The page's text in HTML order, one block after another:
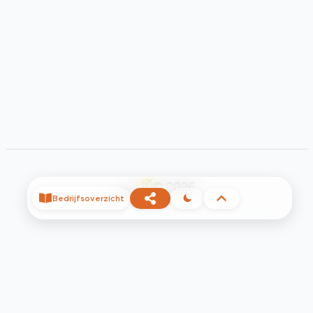
©
Bedrijfsoverzicht